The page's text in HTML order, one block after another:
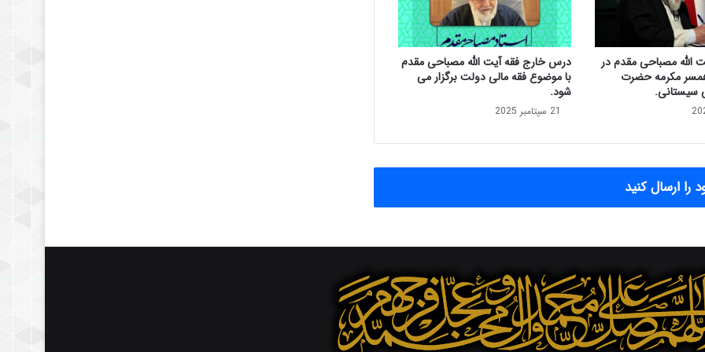
م
ل
ی
آ
ی
ل
ل
ا
ی
م
ق
د
م
الله مصباحی مقدم در
مکرمه حضرت
سیستانی.
درس خارج فقه آیت الله مصباحی مقدم
با موضوع فقه مالی دولت برگزار می
شود.
21 سپتامبر 2025
را ارسال کنید